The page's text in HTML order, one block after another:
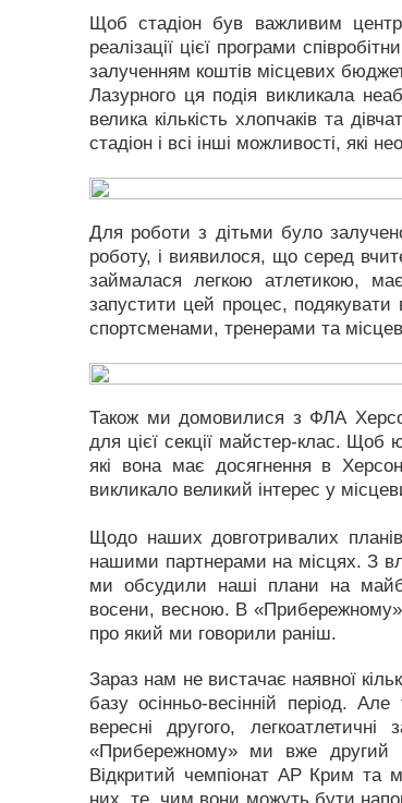
Щоб стадіон був важливим
реалізації цієї програми
залученням коштів місцевих
Лазурного ця подія викликала
велика кількість хлопчаків та
стадіон і всі інші можливості, які
Для роботи з дітьми було
роботу, і виявилося, що серед
займалася легкою атлетикою,
запустити цей процес, подякувати
спортсменами, тренерами та
Також ми домовилися з ФЛА
для цієї секції майстер-клас. Щоб
які вона має досягнення в
викликало великий інтерес у
Щодо наших довготривалих
нашими партнерами на місцях. З
ми обсудили наші плани на
восени, весною. В «Прибережному»
про який ми говорили раніш.
Зараз нам не вистачає наявної
базу осінньо-весінній період.
вересні другого,
«Прибережному» ми вже другий
Відкритий чемпіонат АР Крим та